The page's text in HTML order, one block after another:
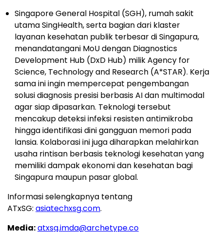
Singapore General Hospital (SGH), rumah sakit
utama SingHealth, serta bagian dari klaster
layanan kesehatan publik terbesar di Singapura,
menandatangani MoU dengan Diagnostics
Development Hub (DxD Hub) milik Agency for
Science, Technology and Research (A*STAR). Kerja
sama ini ingin mempercepat pengembangan
solusi diagnosis presisi berbasis AI dan multimodal
agar siap dipasarkan. Teknologi tersebut
mencakup deteksi infeksi resisten antimikroba
hingga identifikasi dini gangguan memori pada
lansia. Kolaborasi ini juga diharapkan melahirkan
usaha rintisan berbasis teknologi kesehatan yang
memiliki dampak ekonomi dan kesehatan bagi
Singapura maupun pasar global.
Informasi selengkapnya tentang
ATxSG: asiatechxsg.com.
Media:atxsg.imda@archetype.co